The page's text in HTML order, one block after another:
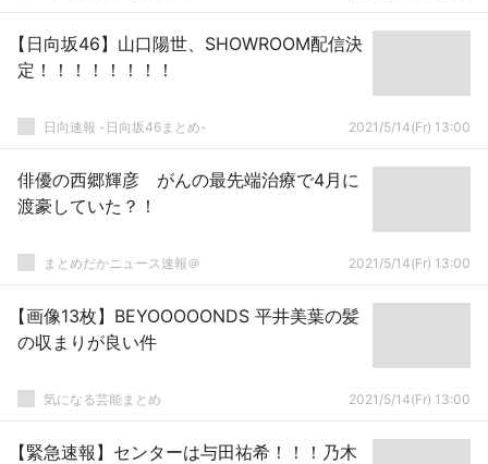
【日向坂46】山口陽世、SHOWROOM配信決
定！！！！！！！！
日向速報 -日向坂46まとめ- 2021/5/14(Fr) 13:00
俳優の西郷輝彦 がんの最先端治療で4月に
渡豪していた？！
まとめだかニュース速報＠ 2021/5/14(Fr) 13:00
【画像13枚】BEYOOOOONDS 平井美葉の髪
の収まりが良い件
気になる芸能まとめ 2021/5/14(Fr) 13:00
【緊急速報】センターは与田祐希！！！乃木